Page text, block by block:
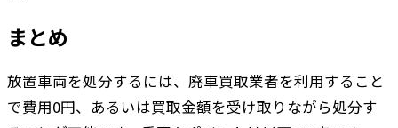
まとめ
放置車両を処分するには、廃車買取業者を利用すること
で費用0円、あるいは買取金額を受け取りながら処分す